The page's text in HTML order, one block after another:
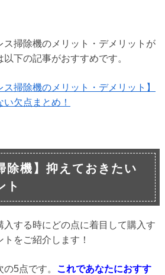
ス掃除機のメリット・デメリットが
下の記事がおすすめです。
ス掃除機のメリット・デメリット】
欠点まとめ！
除機】抑えておきたい
ト
入する時にどの点に着目して購入す
をご紹介します！
5点です。 これであなたにおすす